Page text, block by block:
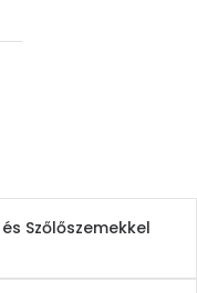
Szőlőszemekkel